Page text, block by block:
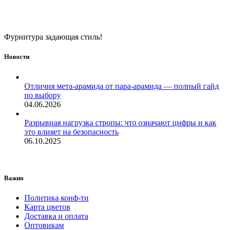
Фурнитура задающая стиль!
Новости
Отличия мета-арамида от пара-арамида — полный гайд
по выбору
04.06.2026
Разрывная нагрузка стропы: что означают цифры и как
это влияет на безопасность
06.10.2025
Важно
Политика конф-ти
Карта цветов
Доставка и оплата
Оптовикам